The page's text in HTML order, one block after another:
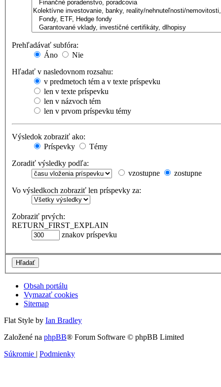
Prehľadávať subfóra:
Áno
Nie
Hľadať v nasledovnom rozsahu:
v predmetoch tém a v texte príspevku
len v texte príspevku
len v názvoch tém
len v prvom príspevku témy
Výsledok zobraziť ako:
Príspevky
Témy
Zoradiť výsledky podľa:
vzostupne
zostupne
Vo výsledkoch zobraziť len príspevky za:
Zobraziť prvých:
RETURN_FIRST_EXPLAIN
znakov príspevku
Obsah portálu
Vymazať cookies
Sitemap
Flat Style by Ian Bradley
Založené na phpBB® Forum Software © phpBB Limited
Súkromie | Podmienky